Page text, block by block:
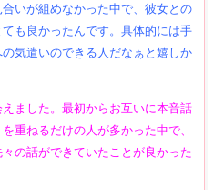
いが組めなかった中で、彼女との
も良かったんです。具体的には手
気遣いのできる人だなぁと嬉しか
ました。最初からお互いに本音話
重ねるだけの人が多かった中で、
の話ができていたことが良かった